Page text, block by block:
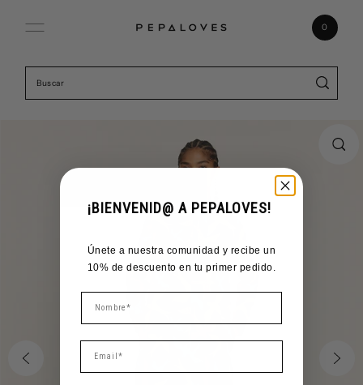
0
¡BIENVENID@ A PEPALOVES!
Únete a nuestra comunidad y recibe un
10% de descuento en tu primer pedido.